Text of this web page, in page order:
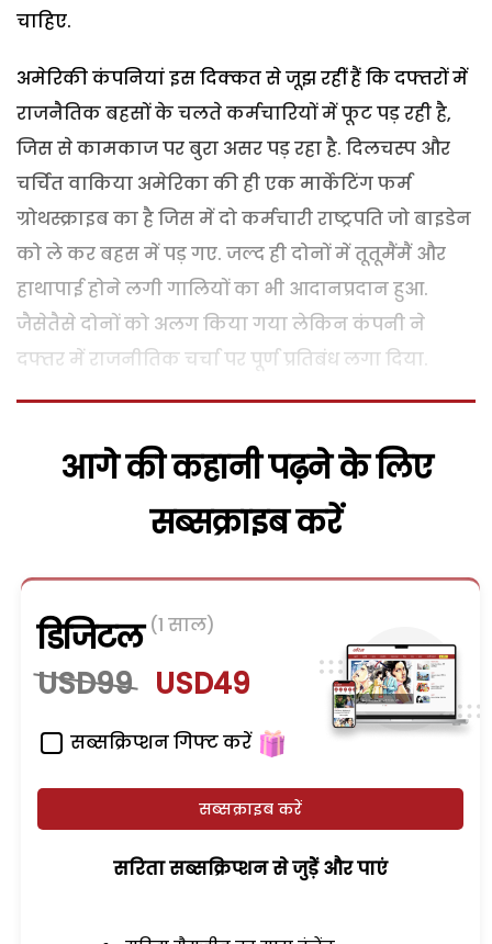
चाहिए.
अमेरिकी कंपनियां इस दिक्कत से जूझ रहीं हैं कि दफ्तरों में
राजनैतिक बहसों के चलते कर्मचारियों में फूट पड़ रही है,
जिस से कामकाज पर बुरा असर पड़ रहा है. दिलचस्प और
चर्चित वाकिया अमेरिका की ही एक मार्केटिंग फर्म
ग्रोथस्क्राइब का है जिस में दो कर्मचारी राष्ट्रपति जो बाइडेन
को ले कर बहस में पड़ गए. जल्द ही दोनों में तूतूमैंमैं और
हाथापाई होने लगी गालियों का भी आदानप्रदान हुआ.
जैसेतैसे दोनों को अलग किया गया लेकिन कंपनी ने
दफ्तर में राजनीतिक चर्चा पर पूर्ण प्रतिबंध लगा दिया.
आगे की कहानी पढ़ने के लिए
सब्सक्राइब करें
डिजिटल (1 साल)
USD99 USD49
सब्सक्रिप्शन गिफ्ट करें
सब्सक्राइब करें
सरिता सब्सक्रिप्शन से जुड़ेें और पाएं